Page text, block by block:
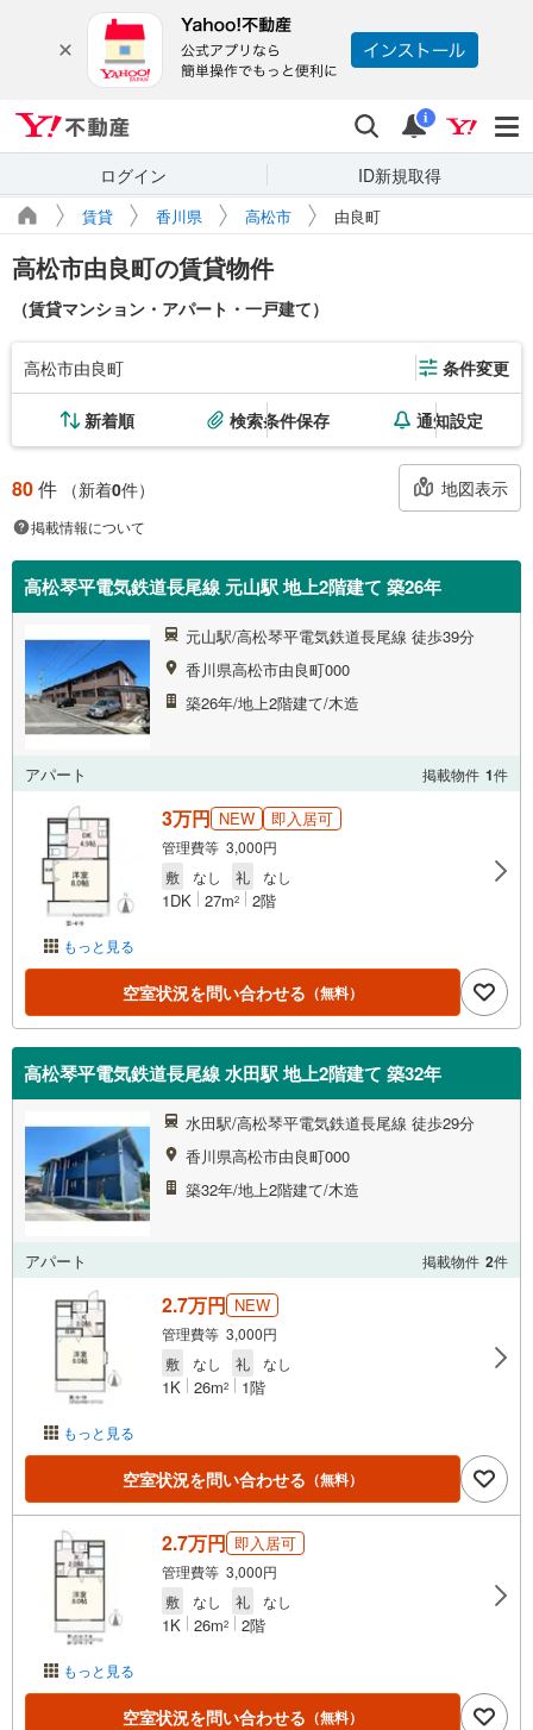
検索 通知
i
ログイン ID新規取得
賃貸 香川県 高松市 由良町
高松市由良町の賃貸物件
（賃貸マンション・アパート・一戸建て）
高松市由良町 条件変更
新着順 検索条件保存 通知設定
80件 （新着0件） 地図表示
掲載情報について
高松琴平電気鉄道長尾線 元山駅 地上2階建て 築26年
元山駅/高松琴平電気鉄道長尾線 徒歩39分
香川県高松市由良町000
築26年/地上2階建て/木造
アパート 掲載物件 1件
もっと見る
3万円 NEW 即入居可
管理費等 3,000円
敷
なし 礼 なし
1DK 27m2 2階
空室状況を問い合わせる （無料）
高松琴平電気鉄道長尾線 水田駅 地上2階建て 築32年
水田駅/高松琴平電気鉄道長尾線 徒歩29分
香川県高松市由良町000
築32年/地上2階建て/木造
アパート 掲載物件 2件
もっと見る
2.7万円 NEW
管理費等 3,000円
敷
なし 礼 なし
1K 26m2 1階
空室状況を問い合わせる （無料）
もっと見る
2.7万円 即入居可
管理費等 3,000円
敷
なし 礼 なし
1K 26m2 2階
空室状況を問い合わせる （無料）